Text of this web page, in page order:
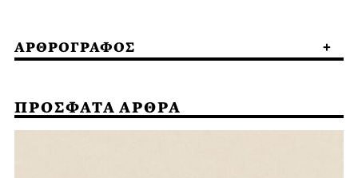
ΑΡΘΡΟΓΡΑΦΟΣ
ΠΡΟΣΦΑΤΑ ΑΡΘΡΑ